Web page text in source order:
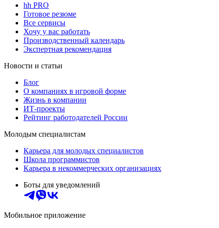
hh PRO
Готовое резюме
Все сервисы
Хочу у вас работать
Производственный календарь
Экспертная рекомендация
Новости и статьи
Блог
О компаниях в игровой форме
Жизнь в компании
ИТ-проекты
Рейтинг работодателей России
Молодым специалистам
Карьера для молодых специалистов
Школа программистов
Карьера в некоммерческих организациях
Боты для уведомлений
Мобильное приложение